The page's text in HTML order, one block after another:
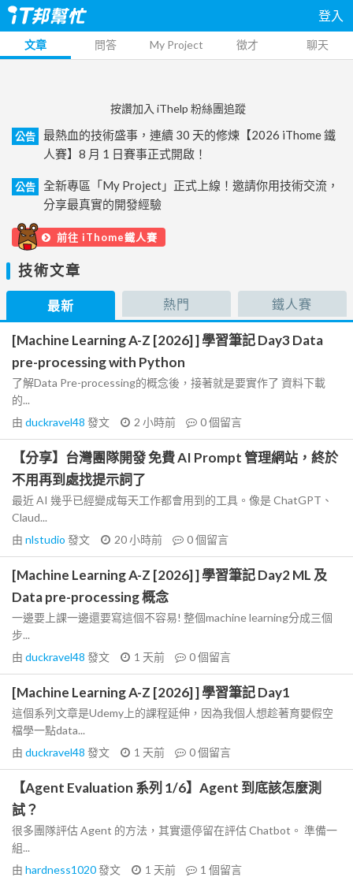
登入
文章 問答 My Project 徵才 聊天
按讚加入 iThelp 粉絲團追蹤
公告
最熱血的技術盛事，連續 30 天的修煉【2026 iThome 鐵
人賽】8 月 1 日賽事正式開啟！
公告
全新專區「My Project」正式上線！邀請你用技術交流，
分享最真實的開發經驗
前往 iThome鐵人賽
技術文章
最新 熱門 鐵人賽
[Machine Learning A-Z [2026] ] 學習筆記 Day3 Data
pre-processing with Python
了解Data Pre-processing的概念後，接著就是要實作了 資料下載
的...
由 duckravel48 發文 2 小時前 0個留言
【分享】台灣團隊開發 免費 AI Prompt 管理網站，終於
不用再到處找提示詞了
最近 AI 幾乎已經變成每天工作都會用到的工具。像是 ChatGPT、
Claud...
由 nlstudio 發文 20 小時前 0個留言
[Machine Learning A-Z [2026] ] 學習筆記 Day2 ML 及
Data pre-processing 概念
一邊要上課一邊還要寫這個不容易! 整個machine learning分成三個
步...
由 duckravel48 發文 1 天前 0個留言
[Machine Learning A-Z [2026] ] 學習筆記 Day1
這個系列文章是Udemy上的課程延伸，因為我個人想趁著育嬰假空
檔學一點data...
由 duckravel48 發文 1 天前 0個留言
【Agent Evaluation 系列 1/6】Agent 到底該怎麼測
試？
很多團隊評估 Agent 的方法，其實還停留在評估 Chatbot。 準備一
組...
由 hardness1020發文 1 天前 1 個留言